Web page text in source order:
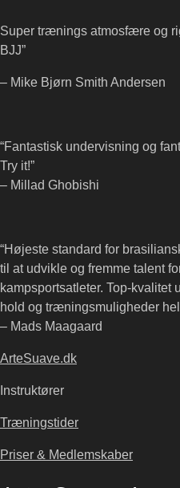
Super trænings atmosfære og
BJJ”
– Mike Bjørn Smith Andersen
“Fantastisk undervisning og
Try it!”
– Millad Ghobishi
“Højeste standard for
til at udvikle og fremme talent
kampsportsatleter. Top-kvalitet
hold og træningsmuligheder
– Mads Maagaard
ArteSuave.dk
Instruktører
Træningstider
Priser & Medlemskaber